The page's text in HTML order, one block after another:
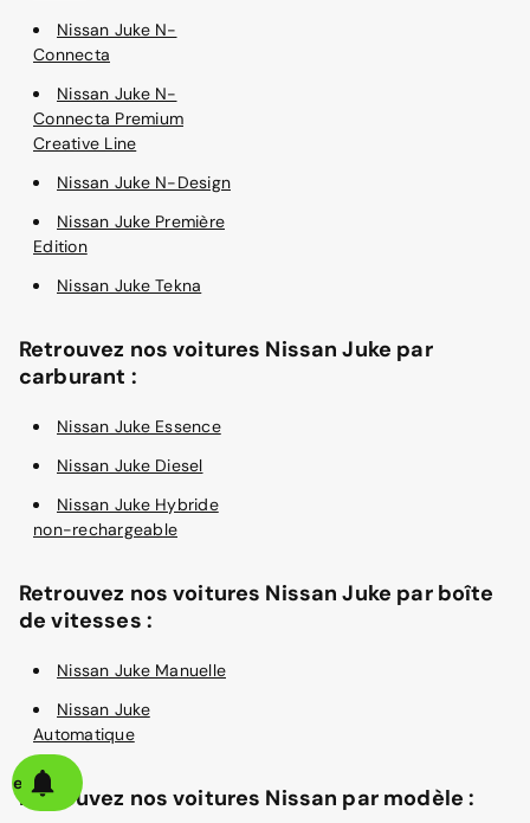
Nissan Juke N-
Connecta
Nissan Juke N-
Connecta Premium
Creative Line
Nissan Juke N-Design
Nissan Juke Première
Edition
Nissan Juke Tekna
Retrouvez nos voitures Nissan Juke par
carburant :
Nissan Juke Essence
Nissan Juke Diesel
Nissan Juke Hybride
non-rechargeable
Retrouvez nos voitures Nissan Juke par boîte
de vitesses :
Nissan Juke Manuelle
Nissan Juke
Automatique
Retrouvez nos voitures Nissan par modèle :